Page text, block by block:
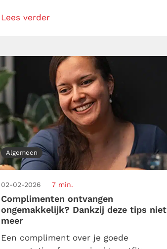
stoppen, terwijl je lijf nog prima
ontstaan, nadat het […]
Lees verder
Algemeen
02-02-2026 7 min.
Complimenten ontvangen
ongemakkelijk? Dankzij deze tips niet
meer
Een compliment over je goede